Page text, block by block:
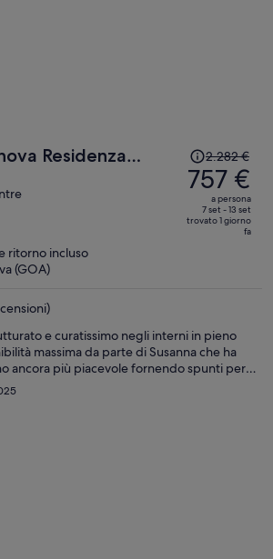
Residenza
Il
prezzo
era
2.282 €,
ora
2.282 €
757 €
a persona
7 set - 13 set
trovato 1 giorno
fa
ritorno incluso
(GOA)
e curatissimo negli interni in pieno
massima da parte di Susanna che ha
ancora più piacevole fornendo spunti per
e camera elegante, super